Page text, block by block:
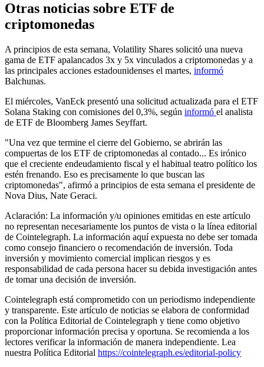
Otras noticias sobre ETF de
criptomonedas
A principios de esta semana, Volatility Shares solicitó una nueva
gama de ETF apalancados 3x y 5x vinculados a criptomonedas y a
las principales acciones estadounidenses el martes, informó
Balchunas.
El miércoles, VanEck presentó una solicitud actualizada para el ETF
Solana Staking con comisiones del 0,3%, según informó el analista
de ETF de Bloomberg James Seyffart.
"Una vez que termine el cierre del Gobierno, se abrirán las
compuertas de los ETF de criptomonedas al contado... Es irónico
que el creciente endeudamiento fiscal y el habitual teatro político los
estén frenando. Eso es precisamente lo que buscan las
criptomonedas", afirmó a principios de esta semana el presidente de
Nova Dius, Nate Geraci.
Aclaración: La información y/u opiniones emitidas en este artículo
no representan necesariamente los puntos de vista o la línea editorial
de Cointelegraph. La información aquí expuesta no debe ser tomada
como consejo financiero o recomendación de inversión. Toda
inversión y movimiento comercial implican riesgos y es
responsabilidad de cada persona hacer su debida investigación antes
de tomar una decisión de inversión.
Cointelegraph está comprometido con un periodismo independiente
y transparente. Este artículo de noticias se elabora de conformidad
con la Política Editorial de Cointelegraph y tiene como objetivo
proporcionar información precisa y oportuna. Se recomienda a los
lectores verificar la información de manera independiente. Lea
nuestra Política Editorial https://cointelegraph.es/editorial-policy